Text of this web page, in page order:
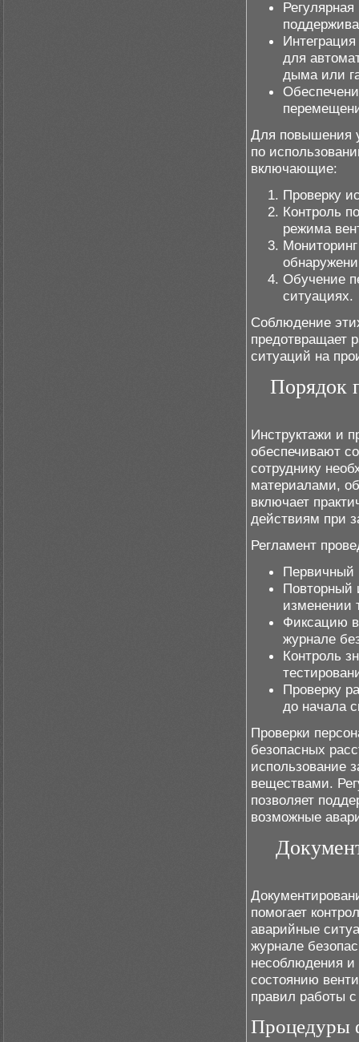
для
дыма или
Для повышения
по
включающие:
Проверку
Контроль
режима
Обучение
ситуациях.
Соблюдение
предотвращает
ситуаций на
Порядок
Инструктажи и
обеспечивают
сотруднику
материалами,
включает
действиям при
Регламент
Первичный
Повторный
изменении
Фиксацию
журнале
Контроль
Проверку
до начала
Проверки
безопасных
использование
веществами.
позволяет
возможные
помогает
аварийные
журнале
несоблюдения и
состоянию
правил работы
Процедуры